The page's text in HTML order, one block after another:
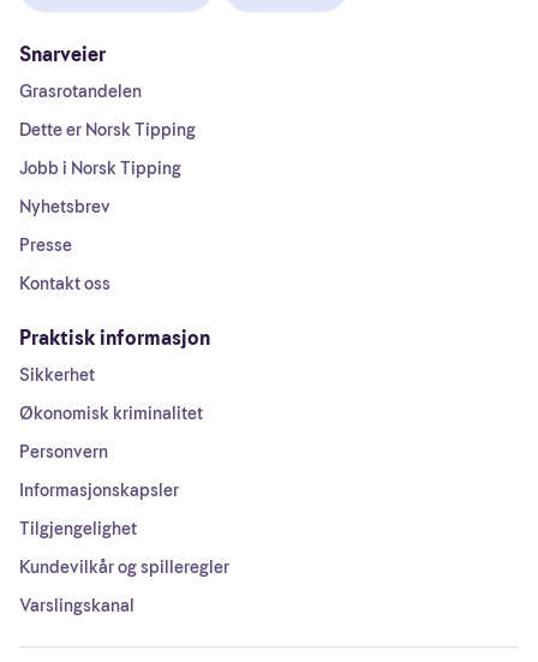
Snarveier
Grasrotandelen
Dette er Norsk Tipping
Jobb i Norsk Tipping
Nyhetsbrev
Presse
Kontakt oss
Praktisk informasjon
Sikkerhet
Økonomisk kriminalitet
Personvern
Informasjonskapsler
Tilgjengelighet
Kundevilkår og spilleregler
Varslingskanal